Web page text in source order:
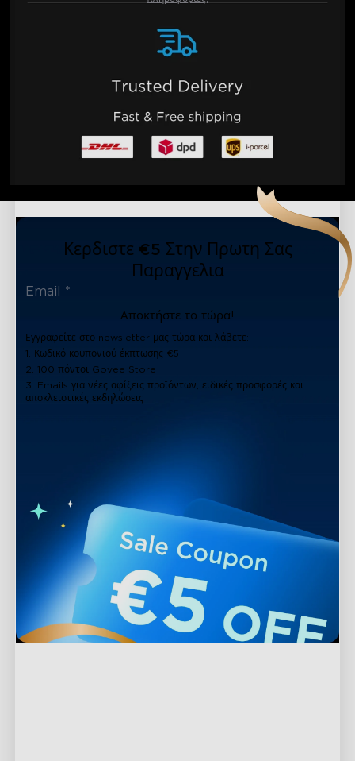
Κερδιστε €5 Στην Πρωτη Σας
Παραγγελια
Αποκτήστε το τώρα!
Εγγραφείτε στο newsletter μας τώρα και λάβετε:
1. Κωδικό κουπονιού έκπτωσης €5
2. 100 πόντοι Govee Store
3. Emails για νέες αφίξεις προϊόντων, ειδικές προσφορές και
αποκλειστικές εκδηλώσεις